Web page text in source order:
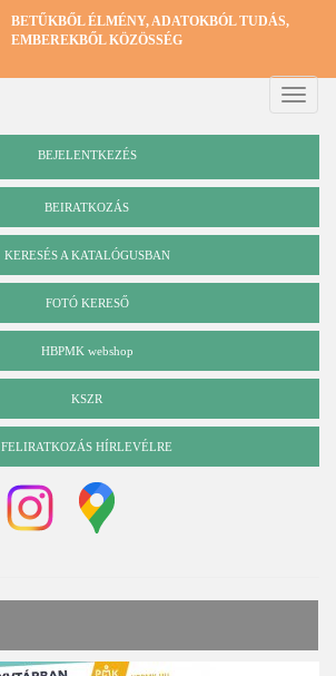
BETŰKBŐL ÉLMÉNY, ADATOKBÓL TUDÁS,
EMBEREKBŐL KÖZÖSSÉG
Toggle
BEJELENTKEZÉS
BEIRATKOZÁS
KERESÉS A KATALÓGUSBAN
FOTÓ KERESŐ
HBPMK webshop
KSZR
FELIRATKOZÁS HÍRLEVÉLRE